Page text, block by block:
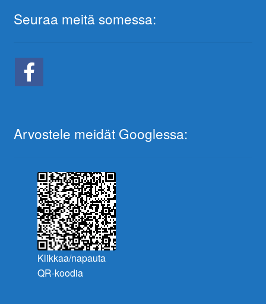
Seuraa meitä somessa:
Arvostele meidät Googlessa:
Klikkaa/napauta
QR-koodia